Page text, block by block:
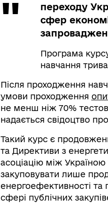
переходу
сфер
Програма
навчання
Після проходження
умови проходження
не менш ніж 70%
надається свідоцтво
Такий курс є
та Директиви з
асоціацію між
закуповувати лише
енергоефективності та
сфері публічних